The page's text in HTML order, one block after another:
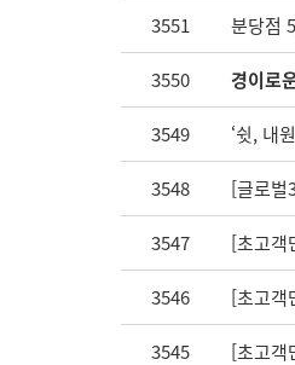
3551 분당점
3550 경이로
3549 ‘쉿, 내
3548 [글로벌
3547 [초고객
3546 [초고객
3545 [초고객